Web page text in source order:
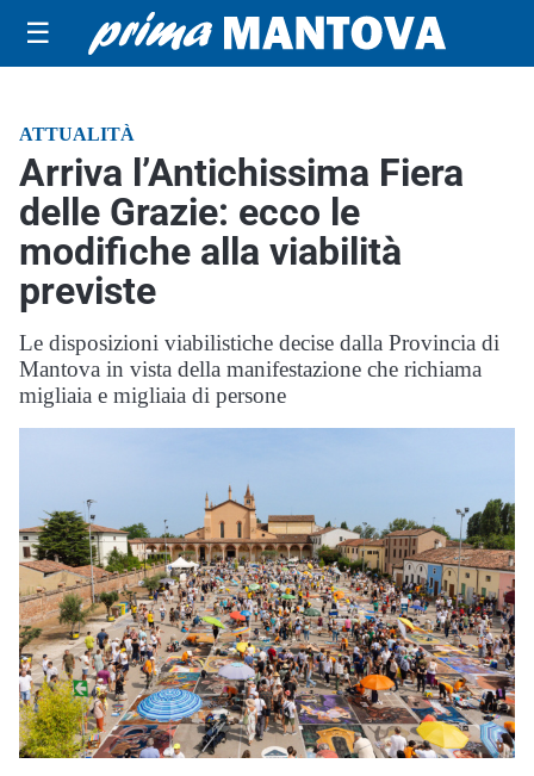
☰
ATTUALITÀ
Arriva l’Antichissima Fiera
delle Grazie: ecco le
modifiche alla viabilità
previste
Le disposizioni viabilistiche decise dalla Provincia di
Mantova in vista della manifestazione che richiama
migliaia e migliaia di persone